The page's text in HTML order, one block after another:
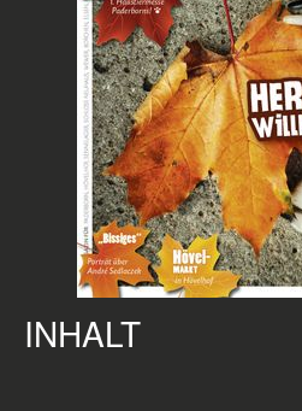
INHALT